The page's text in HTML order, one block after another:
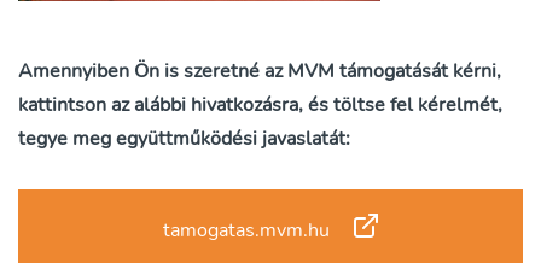
Amennyiben Ön is szeretné az MVM támogatását kérni,
kattintson az alábbi hivatkozásra, és töltse fel kérelmét,
tegye meg együttműködési javaslatát:
tamogatas.mvm.hu